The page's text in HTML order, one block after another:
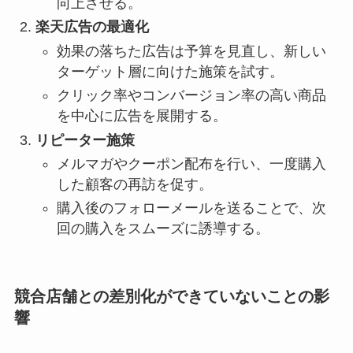
楽天広告の最適化
効果の落ちた広告は予算を見直し、新しい
ターゲット層に向けた施策を試す。
クリック率やコンバージョン率の高い商品
を中心に広告を展開する。
リピーター施策
メルマガやクーポン配布を行い、一度購入
した顧客の再訪を促す。
購入後のフォローメールを送ることで、次
回の購入をスムーズに誘導する。
競合店舗との差別化ができていないことの影
響